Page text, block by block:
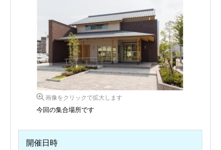
画像をクリックで拡大します
今回の集合場所です
開催日時